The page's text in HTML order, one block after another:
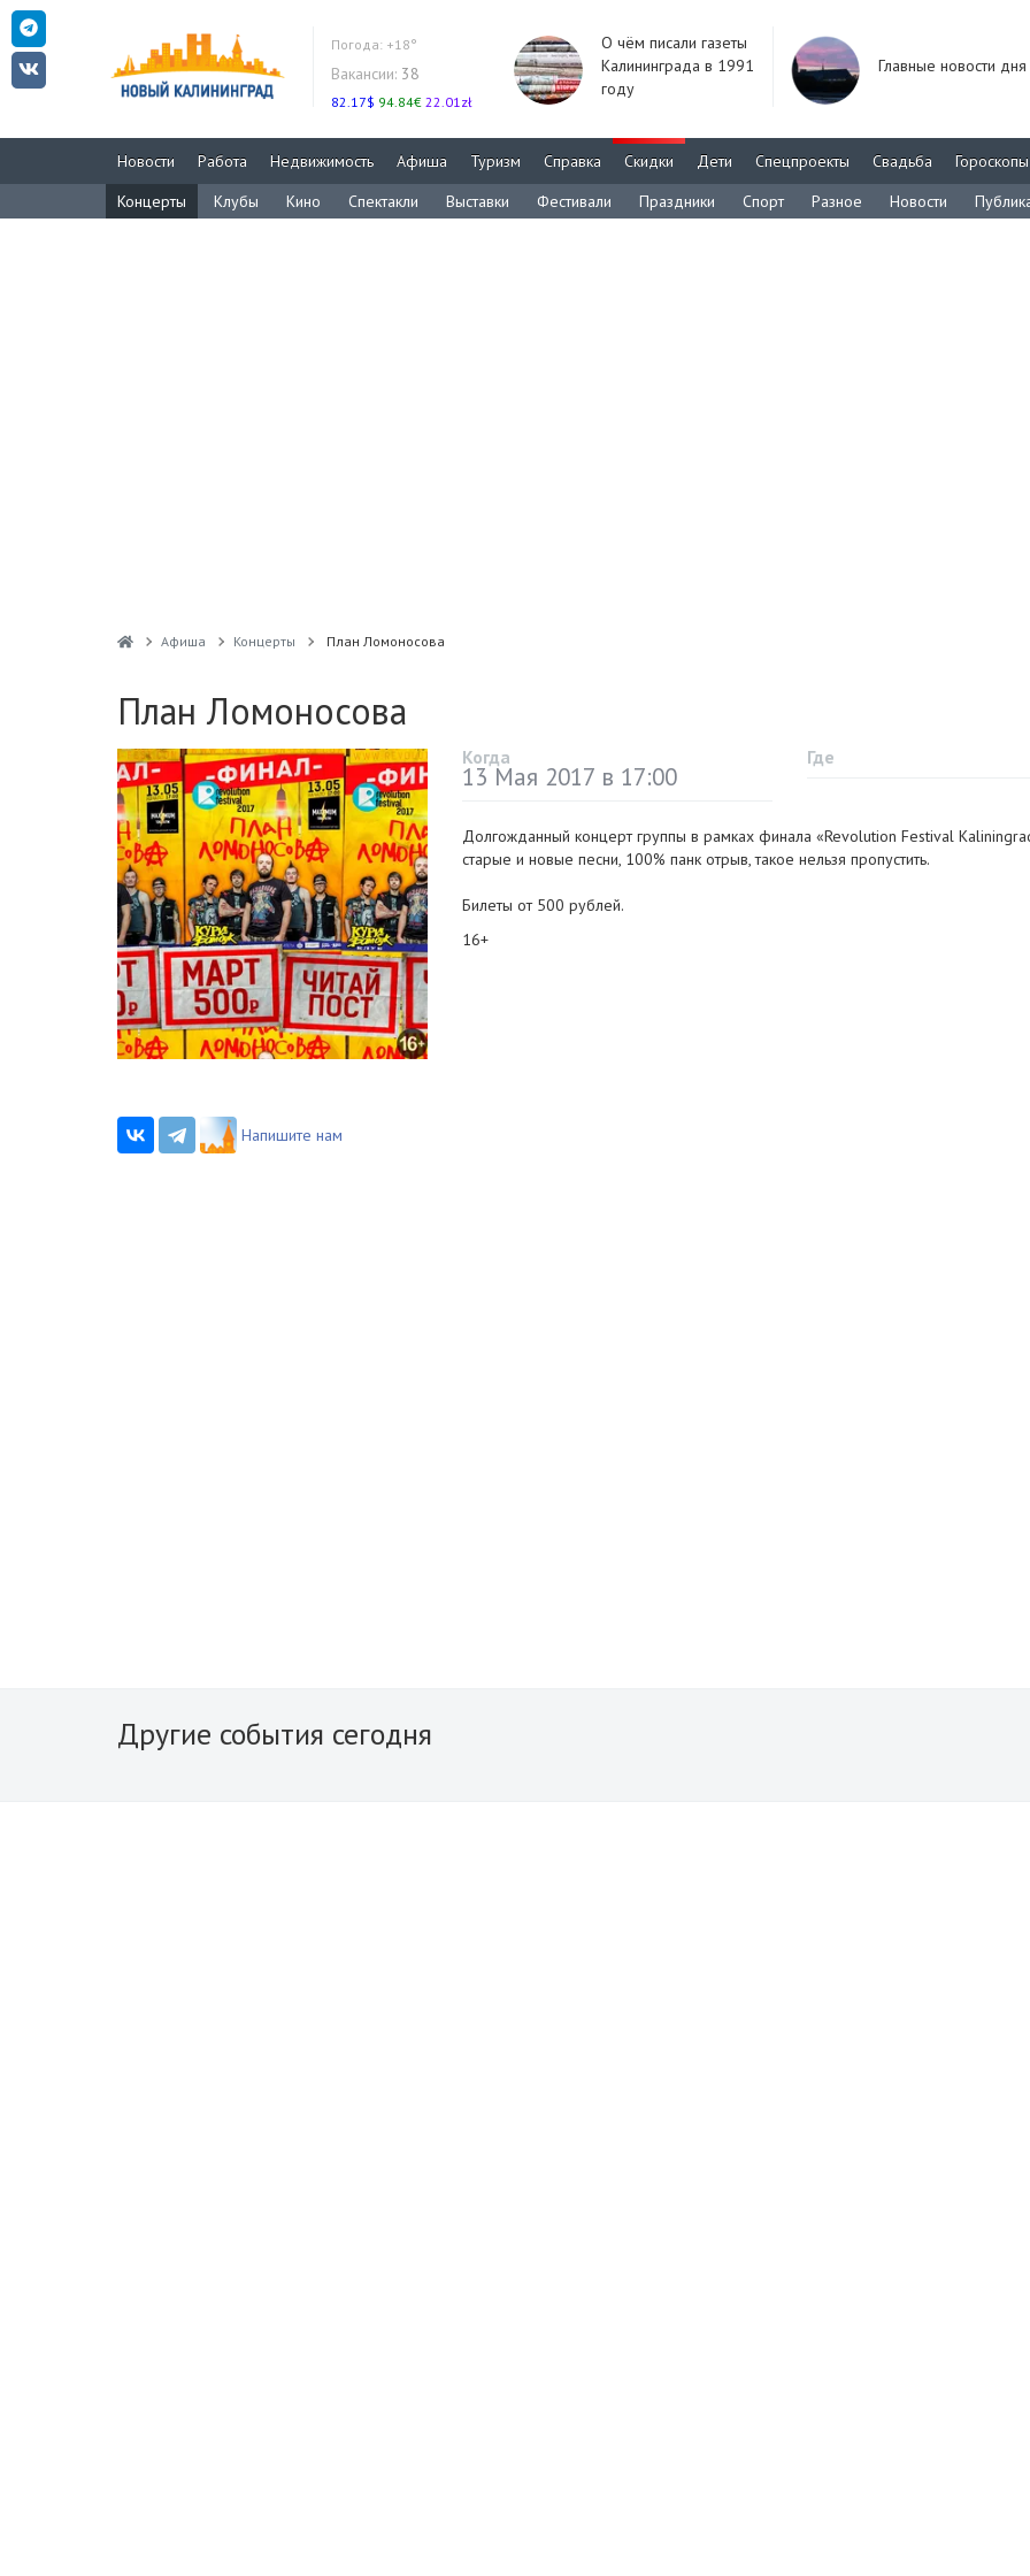
Погода: +18°
Вакансии: 38
82.17$ 94.84€ 22.01zł
О чём писали газеты
Калининграда в 1991
году
Главные новости дня
Новости Работа Недвижимость Афиша Туризм Справка Скидки Дети Спецпроекты Свадьба
Гороскопы
Концерты
Клубы Кино Спектакли Выставки Фестивали Праздники Спорт Разное Новости
Афиша Концерты План Ломоносова
План Ломоносова
Когда
13 Мая 2017 в 17:00
Где
Долгожданный концерт группы в рамках финала «Revolution Festival
старые и новые песни, 100% панк отрыв, такое нельзя пропустить.
Билеты от 500 рублей.
16+
Напишите нам
Другие события сегодня